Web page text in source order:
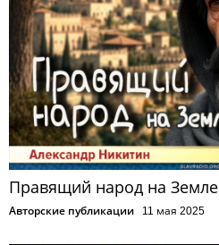
Правящий народ на Земле
Авторские публикации 11 мая 2025